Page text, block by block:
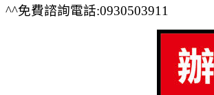
^^免費諮詢電話:0930503911